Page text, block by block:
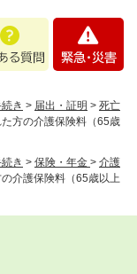
・
き > 届出・証明 > 死亡
方の介護保険料（65歳
き > 保険・年金 > 介護
介護保険料（65歳以上